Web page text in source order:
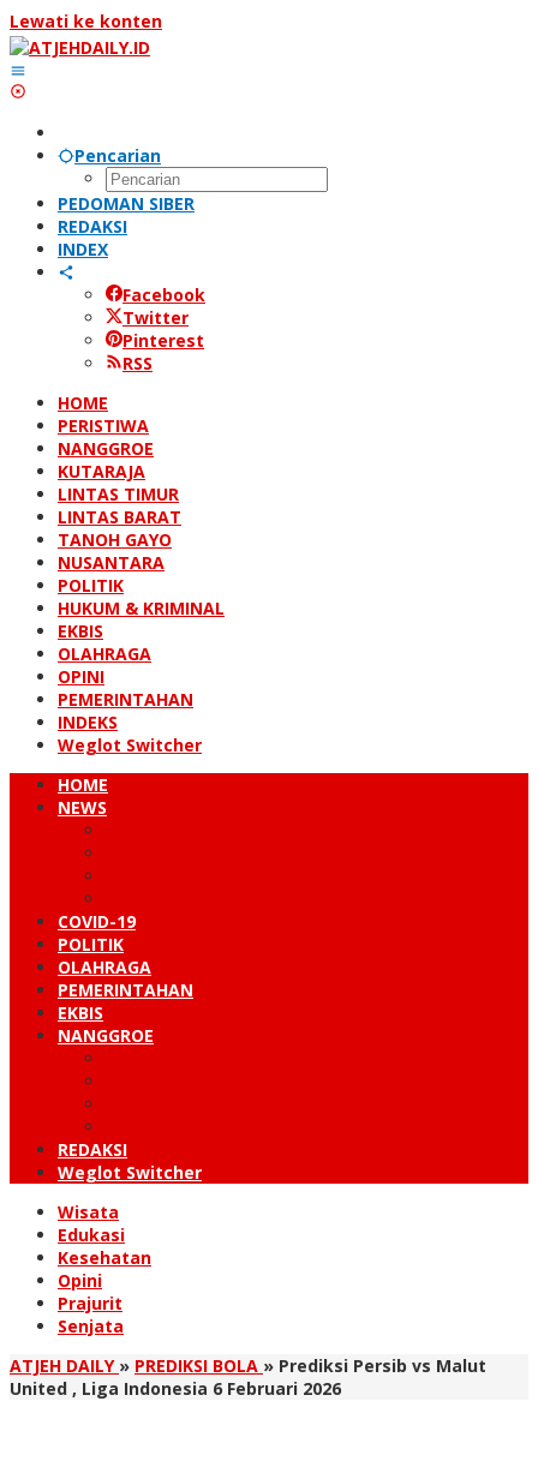
Lewati ke konten
Pencarian
PEDOMAN SIBER
REDAKSI
INDEX
Facebook
Twitter
Pinterest
RSS
HOME
PERISTIWA
NANGGROE
KUTARAJA
LINTAS TIMUR
LINTAS BARAT
TANOH GAYO
NUSANTARA
POLITIK
HUKUM & KRIMINAL
EKBIS
OLAHRAGA
OPINI
PEMERINTAHAN
INDEKS
Weglot Switcher
HOME
NEWS
COVID-19
POLITIK
OLAHRAGA
PEMERINTAHAN
EKBIS
NANGGROE
REDAKSI
Weglot Switcher
Wisata
Edukasi
Kesehatan
Opini
Prajurit
Senjata
ATJEH DAILY » PREDIKSI BOLA » Prediksi Persib vs Malut
United , Liga Indonesia 6 Februari 2026